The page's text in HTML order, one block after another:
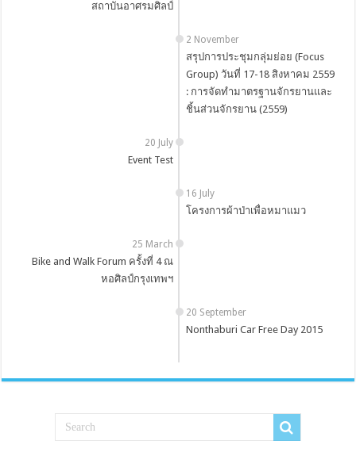
สถาบันอาศรมศิลป์
2 November
สรุปการประชุมกลุ่มย่อย (Focus
Group) วันที่ 17-18 สิงหาคม 2559
: การจัดทำมาตรฐานจักรยานและ
ชิ้นส่วนจักรยาน (2559)
20 July
Event Test
16 July
โครงการผ้าป่าเพื่อหมาแมว
25 March
Bike and Walk Forum ครั้งที่ 4 ณ
หอศิลป์กรุงเทพฯ
20 September
Nonthaburi Car Free Day 2015